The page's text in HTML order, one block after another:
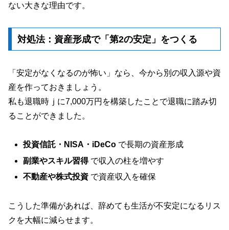
ない大きな理由です。
対処法：資産形成で「第2の安定」をつくる
「安定がなくなるのが怖い」なら、今から別の収入源や資
産を作っておきましょう。
私も退職時ｊに7,000万円を構築したことで退職に踏み切
ることができました。
投資信託・NISA・iDeCo で長期の資産形成
副業やスキル習得で収入の柱を増やす
不動産や株式投資 で資産収入を確保
こうした準備があれば、辞めても生活が不安定になるリス
クを大幅に減らせます。